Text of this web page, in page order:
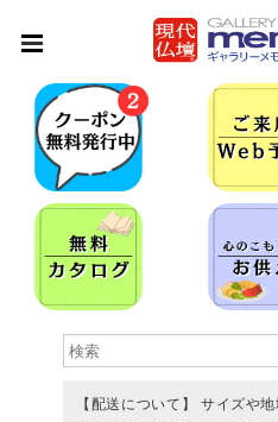
【配送について】 サイズや